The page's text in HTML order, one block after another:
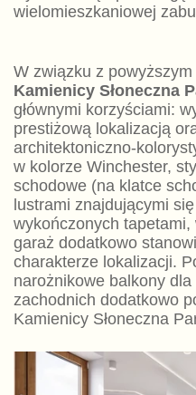
wielomieszkaniowej
W związku z
Kamienicy Słoneczna
głównymi korzyściami:
prestiżową lokalizacją
architektoniczno-
w kolorze Winchester,
schodowe (na klatce
lustrami znajdującymi
wykończonych
garaż dodatkowo
charakterze lokalizacji.
narożnikowe balkony dla
zachodnich dodatkowo
Kamienicy Słoneczna